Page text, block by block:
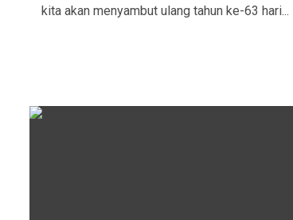
kita akan menyambut ulang tahun ke-63 hari...